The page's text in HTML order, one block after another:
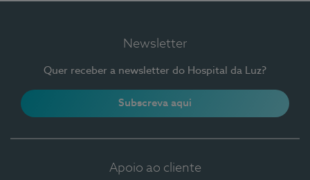
Newsletter
Quer receber a newsletter do Hospital da Luz?
Subscreva aqui
Apoio ao cliente